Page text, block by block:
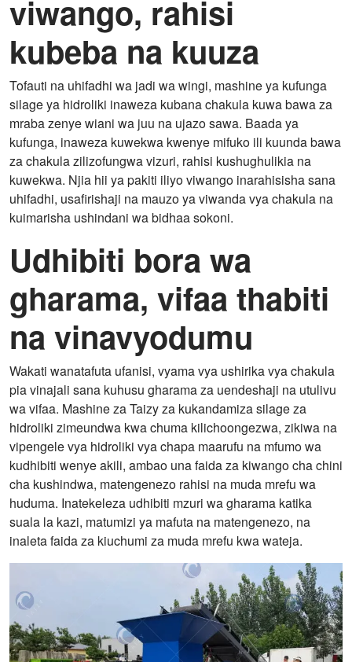
viwango, rahisi
kubeba na kuuza
Tofauti na uhifadhi wa jadi wa wingi, mashine ya kufunga
silage ya hidroliki inaweza kubana chakula kuwa bawa za
mraba zenye wiani wa juu na ujazo sawa. Baada ya
kufunga, inaweza kuwekwa kwenye mifuko ili kuunda bawa
za chakula zilizofungwa vizuri, rahisi kushughulikia na
kuwekwa. Njia hii ya pakiti iliyo viwango inarahisisha sana
uhifadhi, usafirishaji na mauzo ya viwanda vya chakula na
kuimarisha ushindani wa bidhaa sokoni.
Udhibiti bora wa
gharama, vifaa thabiti
na vinavyodumu
Wakati wanatafuta ufanisi, vyama vya ushirika vya chakula
pia vinajali sana kuhusu gharama za uendeshaji na utulivu
wa vifaa. Mashine za Taizy za kukandamiza silage za
hidroliki zimeundwa kwa chuma kilichoongezwa, zikiwa na
vipengele vya hidroliki vya chapa maarufu na mfumo wa
kudhibiti wenye akili, ambao una faida za kiwango cha chini
cha kushindwa, matengenezo rahisi na muda mrefu wa
huduma. Inatekeleza udhibiti mzuri wa gharama katika
suala la kazi, matumizi ya mafuta na matengenezo, na
inaleta faida za kiuchumi za muda mrefu kwa wateja.